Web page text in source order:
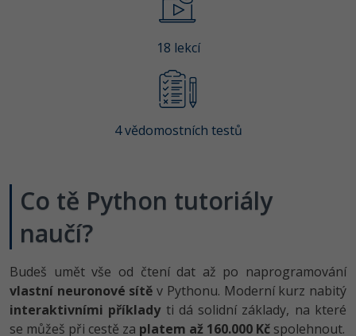
HTML5, CSS3, Bootstrap, SEO
SQL a databáze
Testování a verzování
UML a návrhové vzory
Spring
ASP.NET MVC
Django
Best practices
HTML / CSS
MySQL/MariaDB
MS-SQL
SQLite
Specialista na AI a bigdata
Grafik / UX/UI návrhář
Projektový manažer
Databázový analytik
-80%
-80%
SQL
Návrh SW -80%
18 lekcí
4 vědomostních testů
Co tě Python tutoriály
naučí?
Budeš umět vše od čtení dat až po naprogramování
vlastní neuronové sítě v Pythonu. Moderní kurz nabitý
interaktivními příkladyti dá solidní základy, na které
se můžeš při cestě za platem až 160.000 Kč spolehnout.